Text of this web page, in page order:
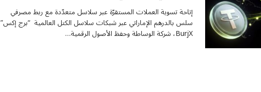
إتاحة تسوية العملات المستقرّة عبر سلاسل متعدّدة مع ربط مصرفي
سلس بالدرهم الإماراتي عبر شبكات سلاسل الكتل العالمية “برج إكس”
BurjX، شركة الوساطة وحفظ الأصول الرقمية…